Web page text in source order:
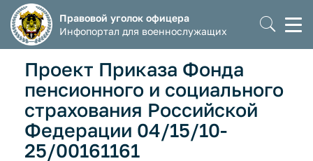
Правовой уголок офицера
Инфопортал для военнослужащих
Проект Приказа Фонда
пенсионного и социального
страхования Российской
Федерации 04/15/10-
25/00161161